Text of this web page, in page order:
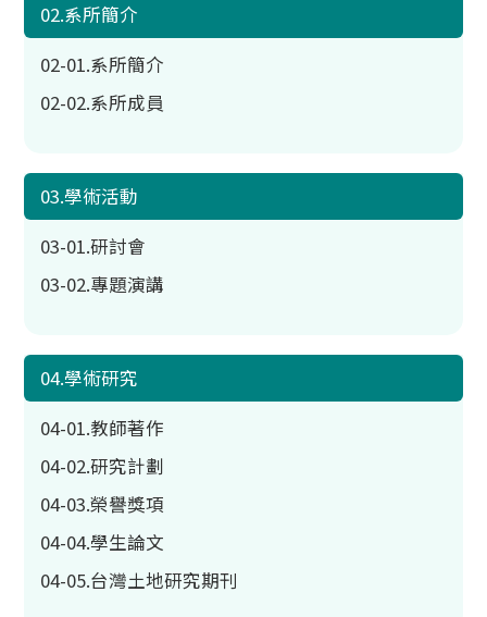
02.系所簡介
02-01.系所簡介
02-02.系所成員
03.學術活動
03-01.研討會
03-02.專題演講
04.學術研究
04-01.教師著作
04-02.研究計劃
04-03.榮譽獎項
04-04.學生論文
04-05.台灣土地研究期刊